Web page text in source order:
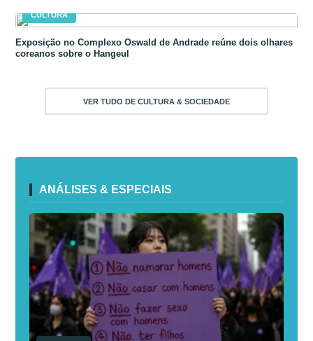
CULTURA
Exposição no Complexo Oswald de Andrade reúne dois olhares
coreanos sobre o Hangeul
VER TUDO DE CULTURA & SOCIEDADE
ANÁLISES & ESPECIAIS